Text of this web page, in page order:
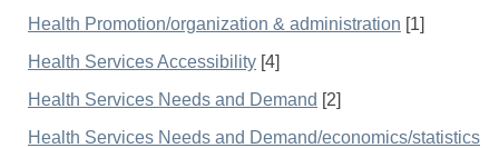
Health Promotion/organization & administration [1]
Health Services Accessibility [4]
Health Services Needs and Demand [2]
Health Services Needs and Demand/economics/statistics